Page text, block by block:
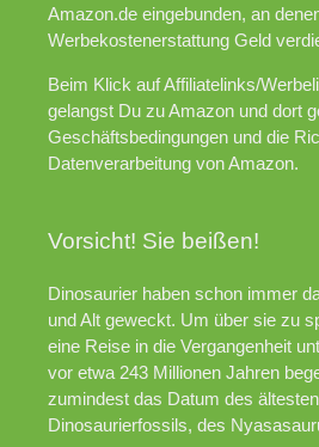
Amazon.de eingebunden, an
Werbekostenerstattung Geld
Beim Klick auf Affiliatelinks/
gelangst Du zu Amazon und dort
Geschäftsbedingungen und die
Datenverarbeitung von Amazon.
Vorsicht! Sie beißen!
Dinosaurier haben schon immer
und Alt geweckt. Um über sie zu
eine Reise in die Vergangenheit
vor etwa 243 Millionen Jahren
zumindest das Datum des
Dinosaurierfossils, des